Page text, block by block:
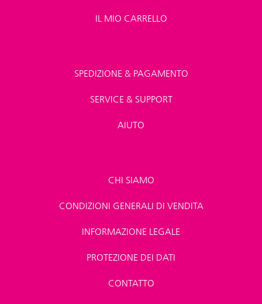
IL MIO CARRELLO
SPEDIZIONE & PAGAMENTO
SERVICE & SUPPORT
AIUTO
CHI SIAMO
CONDIZIONI GENERALI DI VENDITA
INFORMAZIONE LEGALE
PROTEZIONE DEI DATI
CONTATTO